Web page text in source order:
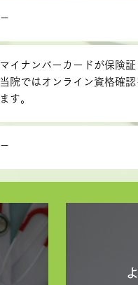
－
マイナンバーカードが保険
当院ではオンライン資格確
ます。
－